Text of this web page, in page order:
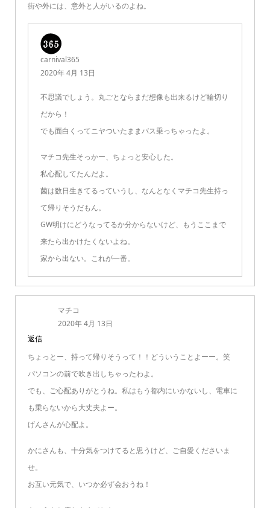
街や外には、意外と人がいるのよね。
carnival365
2020年 4月 13日
不思議でしょう。丸ごとならまだ想像も出来るけど輪切り
だから！
でも面白くってニヤついたままバス乗っちゃったよ。
マチコ先生そっかー、ちょっと安心した。
私心配してたんだよ。
菌は数日生きてるっていうし、なんとなくマチコ先生持っ
て帰りそうだもん。
GW明けにどうなってるか分からないけど、もうここまで
来たら出かけたくないよね。
家から出ない。これが一番。
マチコ
2020年 4月 13日
返信
ちょっとー、持って帰りそうって！！どういうことよーー。笑
パソコンの前で吹き出しちゃったわよ。
でも、ご心配ありがとうね。私はもう都内にいかないし、電車に
も乗らないから大丈夫よー。
げんさんが心配よ。
かにさんも、十分気をつけてると思うけど、ご自愛くださいま
せ。
お互い元気で、いつか必ず会おうね！